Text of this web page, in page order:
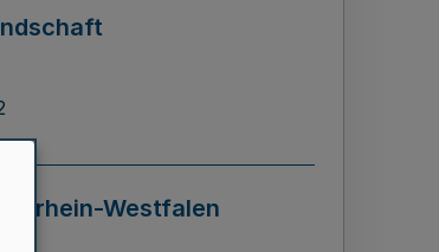
Westfalen